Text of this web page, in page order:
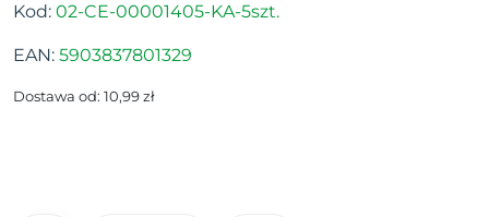
Kod: 02-CE-00001405-KA-5szt.
EAN: 5903837801329
Dostawa od: 10,99 zł